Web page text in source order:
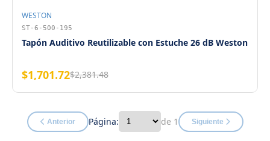
WESTON
ST-6-500-195
Tapón Auditivo Reutilizable con Estuche 26 dB Weston
$1,701.72$2,381.48
Anterior Página: de 1 Siguiente